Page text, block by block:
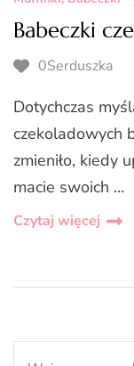
Babeczki
0Serduszka
Dotychczas
czekoladowych
zmieniło, kiedy
macie swoich …
Czytaj więcej